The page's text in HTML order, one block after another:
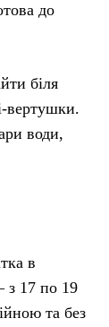
до
біля
вертушки.
води,
в
з 17 по 19
та без